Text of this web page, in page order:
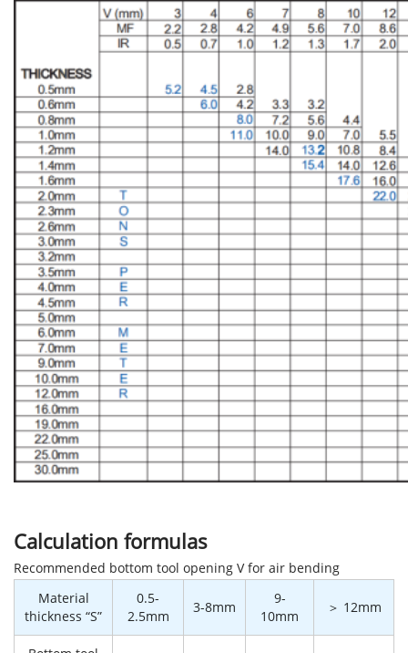
Calculation formulas
Recommended bottom tool opening V for air bending
Material
thickness “S”
0.5-
2.5mm
3-8mm
9-
10mm
＞ 12mm